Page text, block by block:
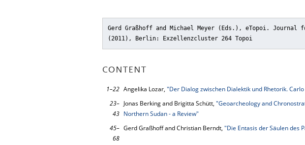
Gerd Graßhoff and Michael Meyer (Eds.), eTopoi. Journal
(2011), Berlin: Exzellenzcluster 264 Topoi
CONTENT
1–22 Angelika Lozar, "Der Dialog zwischen Dialektik und Rhetorik.
23–
43
Jonas Berking and Brigitta Schütt, "Geoarcheology and
Northern Sudan - a Review"
45–
68
Gerd Graßhoff and Christian Berndt, "Die Entasis der Säulen des